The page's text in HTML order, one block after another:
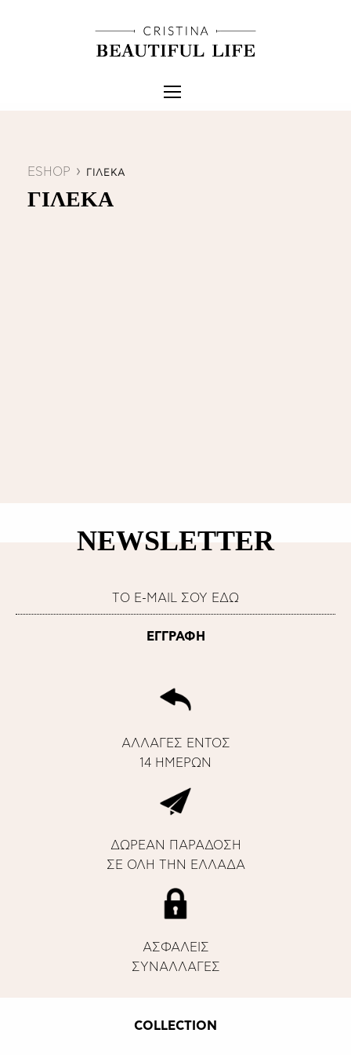
ESHOP ΓΙΛΕΚΑ
ΓΙΛΕΚΑ
NEWSLETTER
ΑΛΛΑΓΕΣ ΕΝΤΟΣ
14 ΗΜΕΡΩΝ
ΔΩΡΕΑΝ ΠΑΡΑΔΟΣΗ
ΣΕ ΟΛΗ ΤΗΝ ΕΛΛΑΔΑ
ΑΣΦΑΛΕΙΣ
ΣΥΝΑΛΛΑΓΕΣ
COLLECTION